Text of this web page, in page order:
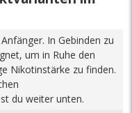
In Gebinden zu
um in Ruhe den
Nikotinstärke zu finden.
du weiter unten.